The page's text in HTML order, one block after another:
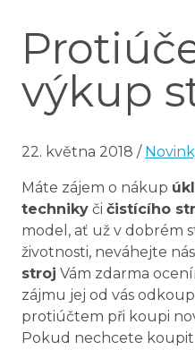
výkup
22. května 2018 /
Máte zájem o nákup
techniky či čistícího
model, ať už v dobrém
životnosti, neváhejte
stroj Vám zdarma
zájmu jej od vás
protiúčtem při koupi
Pokud nechcete